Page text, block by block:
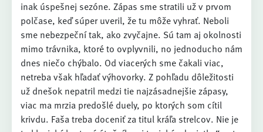
inak úspešnej sezóne. Zápas sme stratili už v prvom
polčase, keď súper uveril, že tu môže vyhrať. Neboli
sme nebezpeční tak, ako zvyčajne. Sú tam aj okolnosti
mimo trávnika, ktoré to ovplyvnili, no jednoducho nám
dnes niečo chýbalo. Od viacerých sme čakali viac,
netreba však hľadať výhovorky. Z pohľadu dôležitosti
už dnešok nepatril medzi tie najzásadnejšie zápasy,
viac ma mrzia predošlé duely, po ktorých som cítil
krivdu. Faša treba doceniť za titul kráľa strelcov. Nie je